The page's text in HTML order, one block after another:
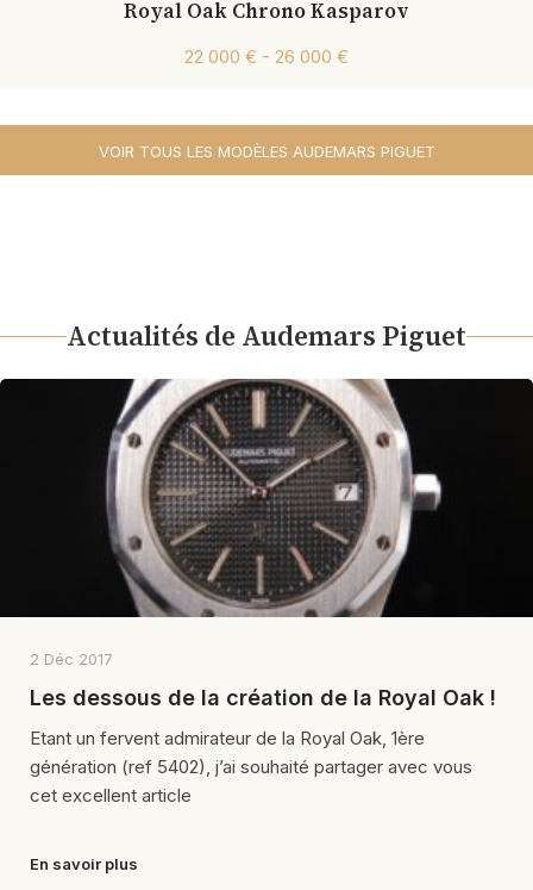
Royal Oak Chrono Kasparov
22 000 € - 26 000 €
VOIR TOUS LES MODÈLES AUDEMARS PIGUET
Actualités de Audemars Piguet
2 Déc 2017
Les dessous de la création de la Royal Oak !
Etant un fervent admirateur de la Royal Oak, 1ère
génération (ref 5402), j’ai souhaité partager avec vous
cet excellent article
En savoir plus